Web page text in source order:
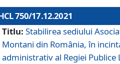
750/17.12.2021
Titlu: Stabilirea sediului
Montani din România, în
administrativ al Regiei